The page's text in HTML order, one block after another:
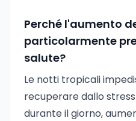
Perché l'aumento
particolarmente
salute?
Le notti tropicali
recuperare dallo
durante il giorno,